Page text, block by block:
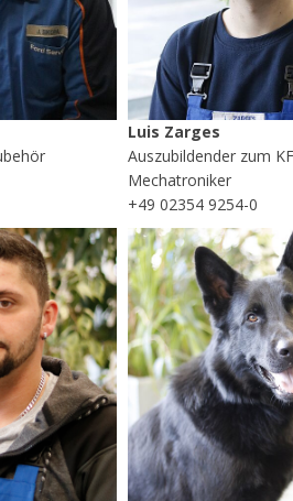
Luis Zarges
Auszubildender zum
Mechatroniker
+49 02354 9254-0